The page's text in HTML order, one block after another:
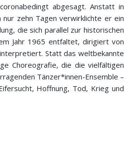
abgesagt. Anstatt in
zehn Tagen verwirklichte er ein
die sich parallel zur historischen
Jahr 1965 entfaltet, dirigiert von
Statt das weltbekannte
Choreografie, die die vielfältigen
Tänzer*innen-Ensemble –
Hoffnung, Tod, Krieg und